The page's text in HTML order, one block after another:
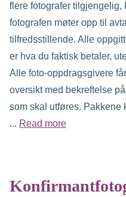
flere fotografer
fotografen møter opp til
tilfredsstillende. Alle
er hva du faktisk betaler,
Alle foto-oppdragsgivere
oversikt med bekreftelse
som skal utføres. Pakkene
... Read more